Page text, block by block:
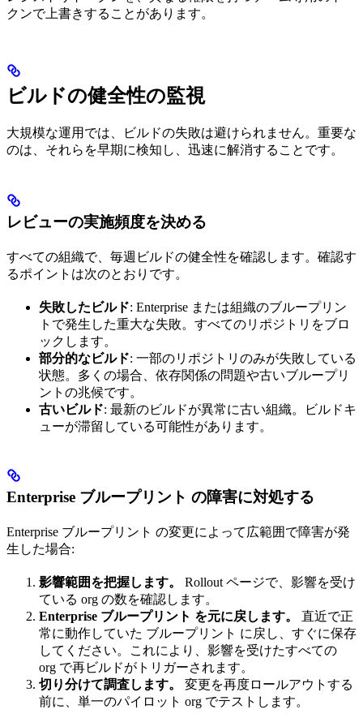
クンで上書きすることがあります。
ビルドの健全性の監視
大規模な運用では、ビルドの失敗は避けられません。重要な
のは、それらを早期に検知し、迅速に解消することです。
レビューの実施頻度を決める
すべての組織で、毎週ビルドの健全性を確認します。確認す
るポイントは次のとおりです。
失敗したビルド: Enterprise または組織のブループリン
トで発生した重大な失敗。すべてのリポジトリをブロ
ックします。
部分的なビルド: 一部のリポジトリのみが失敗している
状態。多くの場合、依存関係の問題や古いブループリ
ントの兆候です。
古いビルド: 最新のビルドが異常に古い組織。ビルドキ
ューが滞留している可能性があります。
Enterprise ブループリント の障害に対処する
Enterprise ブループリント の変更によって広範囲で障害が発
生した場合:
影響範囲を把握します。
Rollout ページで、影響を受け
ている org の数を確認します。
Enterprise ブループリント を元に戻します。
直近で正
常に動作していた ブループリント に戻し、すぐに保存
してください。これにより、影響を受けたすべての
org で再ビルドがトリガーされます。
切り分けて調査します。
変更を再度ロールアウトする
前に、単一のパイロット org でテストします。